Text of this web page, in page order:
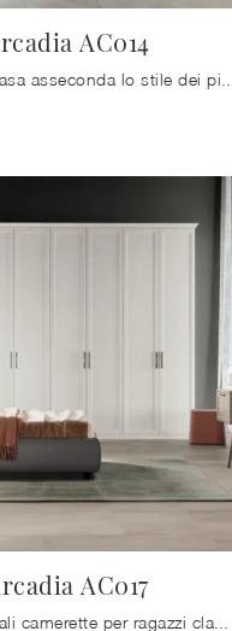
AC014
AC017
Le più originali camerette per ragazzi classiche ti attendono! Scopri il modello Arcadia AC017 di Colombini Casa.